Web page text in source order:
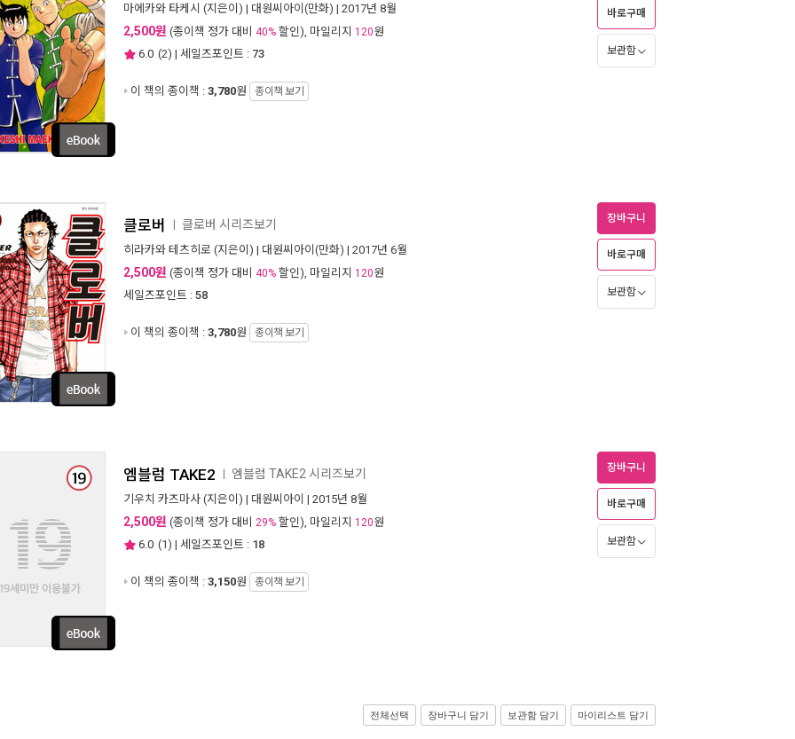
마에카와 타케시 (지은이) | 대원씨아이(만화) | 2017년 8월
2,500원 (종이책 정가 대비 40% 할인), 마일리지 120원
6.0 (2) | 세일즈포인트 : 73
이 책의 종이책 : 3,780원 종이책 보기
바로구매
보관함
클로버 클로버 시리즈보기
히라카와 테츠히로 (지은이) | 대원씨아이(만화) | 2017년 6월
2,500원 (종이책 정가 대비 40% 할인), 마일리지 120원
세일즈포인트 : 58
이 책의 종이책 : 3,780원 종이책 보기
장바구니
바로구매
보관함
엠블럼 TAKE2 엠블럼 TAKE2 시리즈보기
기우치 카즈마사 (지은이) | 대원씨아이 | 2015년 8월
2,500원 (종이책 정가 대비 29% 할인), 마일리지 120원
6.0 (1) | 세일즈포인트 : 18
이 책의 종이책 : 3,150원 종이책 보기
장바구니
바로구매
보관함
전체선택 장바구니 담기 보관함 담기 마이리스트 담기